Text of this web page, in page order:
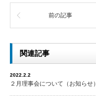
前の記事
関連記事
2022.2.2
２月理事会について（お知らせ）